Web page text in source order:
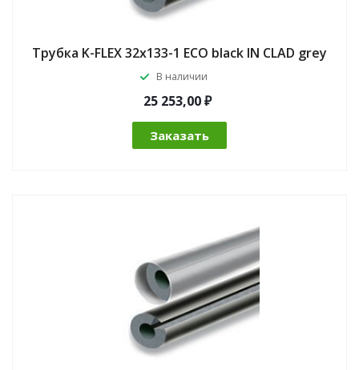
Трубка K-FLEX 32x133-1 ECO black IN CLAD grey
В наличии
25 253,00 ₽
Заказать